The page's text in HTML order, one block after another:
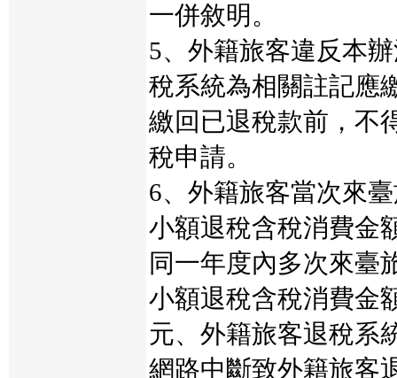
一併敘明。
5、外籍旅客違反本
稅系統為相關註記應
繳回已退稅款前，不
稅申請。
6、外籍旅客當次來
小額退稅含稅消費金
同一年度內多次來臺
小額退稅含稅消費金
元、外籍旅客退稅系
網路中斷致外籍旅客